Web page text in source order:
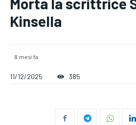
Testo: A- Reset
Testo: A- Reset
Kinsella
8 mesi fa
11/12/2025 385